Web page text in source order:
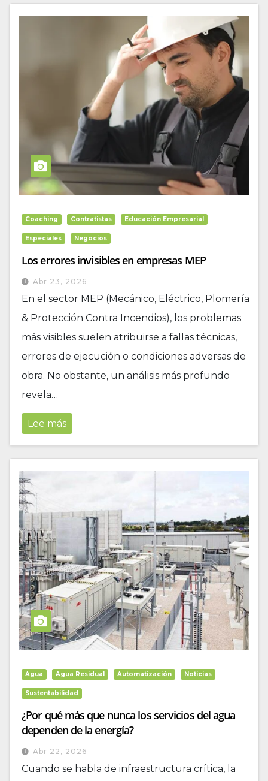
Coaching Contratistas Educación Empresarial
Especiales Negocios
Los errores invisibles en empresas MEP
Abr 23, 2026
En el sector MEP (Mecánico, Eléctrico, Plomería
& Protección Contra Incendios), los problemas
más visibles suelen atribuirse a fallas técnicas,
errores de ejecución o condiciones adversas de
obra. No obstante, un análisis más profundo
revela…
Lee más
Agua Agua Residual Automatización Noticias
Sustentabilidad
¿Por qué más que nunca los servicios del agua
dependen de la energía?
Abr 22, 2026
Cuando se habla de infraestructura crítica, la